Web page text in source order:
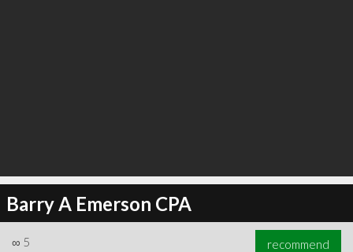
Barry A Emerson CPA
∞ 5 recommend